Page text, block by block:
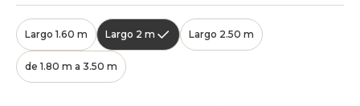
Largo 1.60 m Largo 2 m Largo 2.50 m
de 1.80 m a 3.50 m